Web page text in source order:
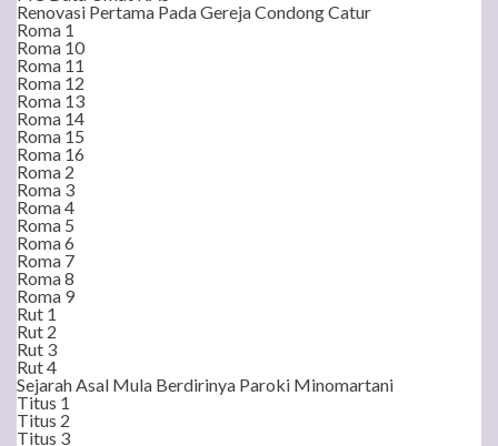
Renovasi Pertama Pada Gereja Condong Catur
Roma 1
Roma 10
Roma 11
Roma 12
Roma 13
Roma 14
Roma 15
Roma 16
Roma 2
Roma 3
Roma 4
Roma 5
Roma 6
Roma 7
Roma 8
Roma 9
Rut 1
Rut 2
Rut 3
Rut 4
Sejarah Asal Mula Berdirinya Paroki Minomartani
Titus 1
Titus 2
Titus 3